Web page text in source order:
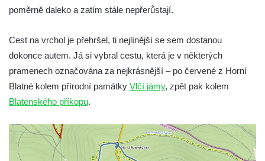
Vyhlídka na západním okraji Slánské hory
Vyhlídky na Slánské hoře ve Slaném
Labská vyhlídka v Hřensku
Vyhlídka pod Zlatým vrchem u Bečova nad
Teplou
Pozorovatelna pod vrchem Radovič u Velké
Bučiny u Velvar
poměrně daleko a zatím stále nepřerůstají.
Cest na vrchol je přehršel, ti nejlínější se sem dostanou
dokonce autem. Já si vybral cestu, která je v některých
pramenech označována za nejkrásnější – po červené z Horní
Blatné kolem přírodní památky Vlčí jámy, zpět pak kolem
Blatenského příkopu.